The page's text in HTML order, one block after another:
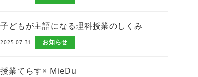
子どもが主語になる理科授業のしくみ
2025-07-31 お知らせ
授業てらす× MieDu